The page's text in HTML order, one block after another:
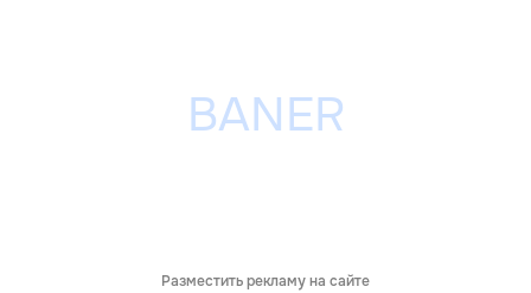
Разместить рекламу на сайте